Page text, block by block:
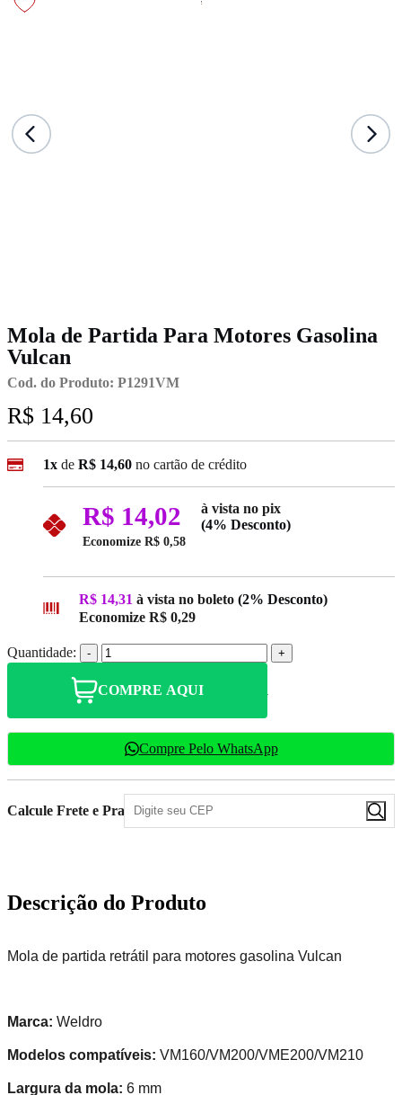
Mola de Partida Para Motores Gasolina
Vulcan
Cod. do Produto: P1291VM
R$ 14,60
1x de R$ 14,60 no cartão de crédito
R$ 14,02
à vista no pix
(4% Desconto)
Economize R$ 0,58
R$ 14,31 à vista no boleto (2% Desconto)
Economize R$ 0,29
Quantidade: - +
COMPRE AQUI
Compre Pelo WhatsApp
Calcule Frete e Prazo
Descrição do Produto
Mola de partida retrátil para motores gasolina Vulcan
Marca: Weldro
Modelos compatíveis: VM160/VM200/VME200/VM210
Largura da mola: 6 mm